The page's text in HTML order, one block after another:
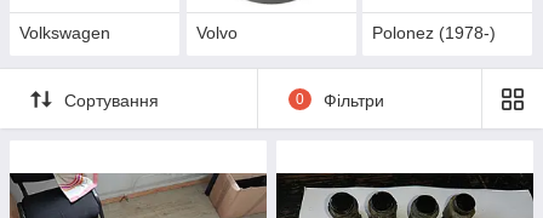
Volkswagen Volvo Polonez (1978-)
Сортування 0 Фільтри